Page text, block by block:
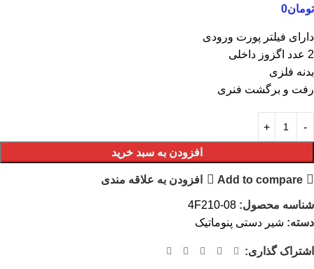
تومان0
دارای فیلتر پورت ورودی
2 عدد اگزوز داخلی
بدنه فلزی
رفت و برگشت فنری
افزودن به سبد خرید
Add to compare افزودن به علاقه مندی
شناسه محصول: 4F210-08
دسته: شیر دستی پنوماتیک
اشتراک گذاری: